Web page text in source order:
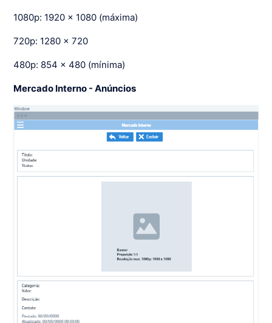
1080p: 1920 x 1080 (máxima)
720p: 1280 x 720
480p: 854 x 480 (mínima)
Mercado Interno - Anúncios